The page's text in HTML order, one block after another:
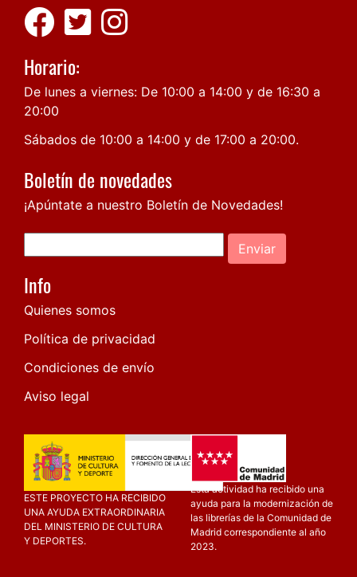
Horario:
De lunes a viernes: De 10:00 a 14:00 y de 16:30 a
20:00
Sábados de 10:00 a 14:00 y de 17:00 a 20:00.
Boletín de novedades
¡Apúntate a nuestro Boletín de Novedades!
Enviar
Info
Quienes somos
Política de privacidad
Condiciones de envío
Aviso legal
ESTE PROYECTO HA RECIBIDO
UNA AYUDA EXTRAORDINARIA
DEL MINISTERIO DE CULTURA
Y DEPORTES.
Esta actividad ha recibido una
ayuda para la modernización de
las librerías de la Comunidad de
Madrid correspondiente al año
2023.